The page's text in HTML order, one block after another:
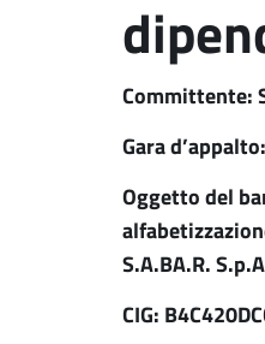
Committente:
Gara d’appalto:
Oggetto del
S.A.BA.R.
CIG: